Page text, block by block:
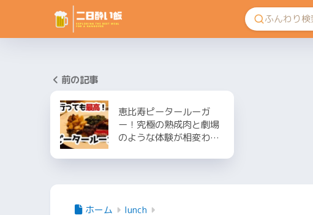
前の記事
恵比寿ピータールーガ
ー！究極の熟成肉と劇場
のような体験が相変わ…
ホーム lunch